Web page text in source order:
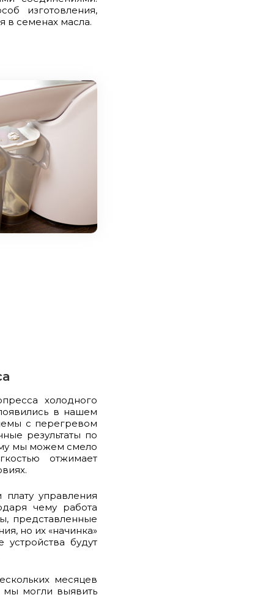
изготовления,
в семенах масла.
холодного
в нашем
с перегревом
результаты по
мы можем смело
отжимает
управления
чему работа
представленные
но их «начинка»
будут
месяцев
мы могли выявить